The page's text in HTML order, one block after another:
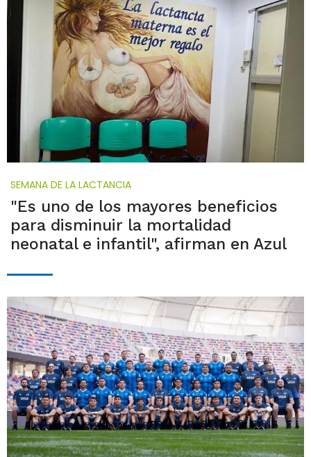
SEMANA DE LA LACTANCIA
"Es uno de los mayores beneficios
para disminuir la mortalidad
neonatal e infantil", afirman en Azul